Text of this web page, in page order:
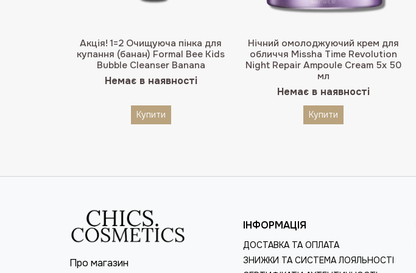
Акція! 1=2 Очищуюча пінка для
купання (банан) Formal Bee Kids
Bubble Cleanser Banana
Немає в наявності
Купити
Нічний омолоджуючий крем для
обличчя Missha Time Revolution
Night Repair Ampoule Cream 5х 50
мл
Немає в наявності
Купити
Про магазин
ІНФОРМАЦІЯ
ДОСТАВКА ТА ОПЛАТА
ЗНИЖКИ ТА СИСТЕМА ЛОЯЛЬНОСТІ